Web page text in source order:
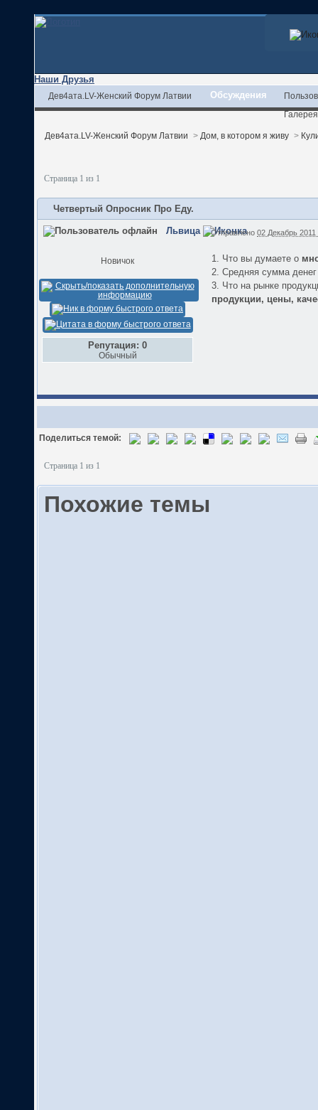
Наши Друзья
Дев4ата.LV-Женский Форум Латвии Обсуждения
Галерея
Дев4ата.LV-Женский Форум Латвии > Дом, в котором я живу >
Страница 1 из 1
Четвертый Опросник Про Еду.
Львица
Новичок
Репутация: 0
Обычный
Отправлено 02 Декабрь 2011
1. Что вы думаете о
2. Средняя сумма
3. Что на рынке
продукции, цены,
Поделиться темой:
Страница 1 из 1
Похожие темы